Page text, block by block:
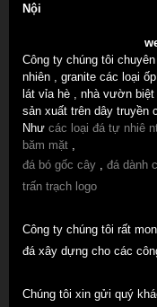
Nội
Hotline:
Công ty chúng tôi
nhiên , granite các loại
lát vỉa hè , nhà vườn
sản xuất trên dây truyền
Như các loại đá tự nhiê
băm mặt
đá bó gốc cây
đá dành
trấn trạch logo
Công ty chúng tôi rất
đá xây dựng cho các
Chúng tôi xin gửi quý